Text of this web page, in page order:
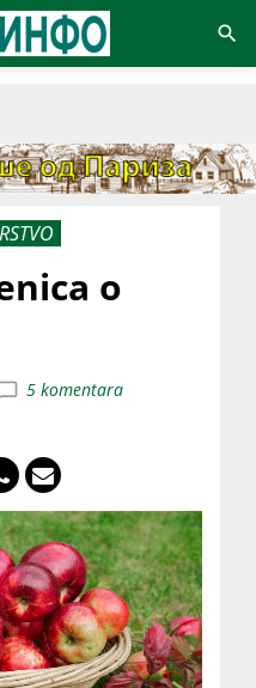
o
5 komentara